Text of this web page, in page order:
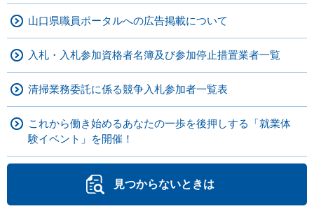
山口県職員ポータルへの広告掲載について
入札・入札参加資格者名簿及び参加停止措置業者一覧
清掃業務委託に係る競争入札参加者一覧表
これから働き始めるあなたの一歩を後押しする「就業体
験イベント」を開催！
見つからないときは